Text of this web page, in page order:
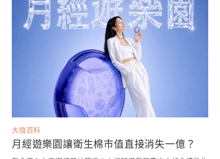
大陰百科
月經遊樂園讓衛生棉市值直接消失一億？